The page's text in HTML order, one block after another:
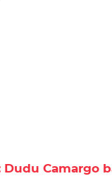
Dudu Camargo